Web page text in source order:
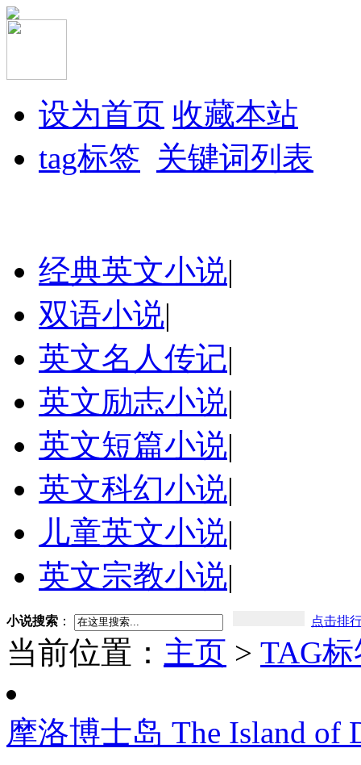
设为首页 收藏本站
tag标签 关键词列表
经典英文小说|
双语小说|
英文名人传记|
英文励志小说|
英文短篇小说|
英文科幻小说|
儿童英文小说|
英文宗教小说|
小说搜索 ： 点击排
当前位置： 主页 > TAG
摩洛博士岛 The Island of